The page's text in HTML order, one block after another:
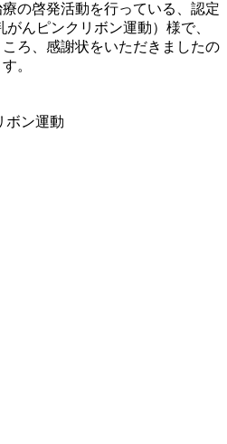
の啓発活動を行っている、認定
んピンクリボン運動）様で、
ろ、感謝状をいただきましたの
。
ボン運動